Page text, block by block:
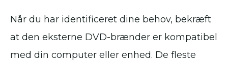
Når du har identificeret dine behov, bekræft
at den eksterne DVD-brænder er kompatibel
med din computer eller enhed. De fleste